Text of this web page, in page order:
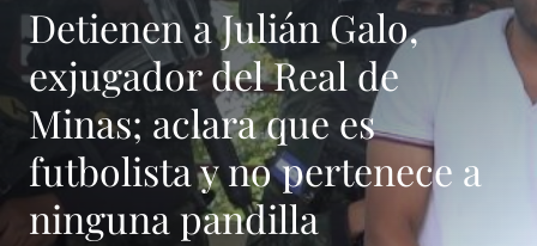
Detienen a Julián Galo,
exjugador del Real de
Minas; aclara que es
futbolista y no pertenece a
ninguna pandilla